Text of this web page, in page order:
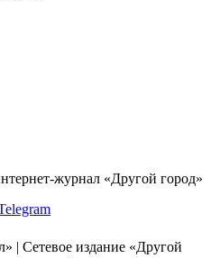
журнал «Другой город»
| Сетевое издание «Другой